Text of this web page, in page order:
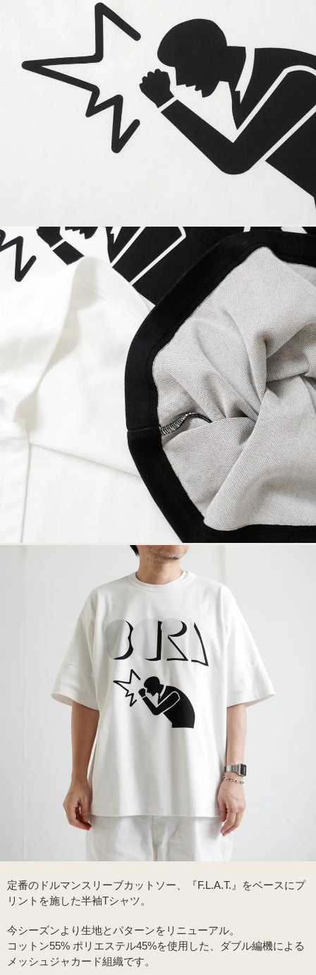
定番のドルマンスリーブカットソー、『F.L.A.T.』をベースにプ
リントを施した半袖Tシャツ。
今シーズンより生地とパターンをリニューアル。
コットン55% ポリエステル45%を使用した、ダブル編機による
メッシュジャカード組織です。